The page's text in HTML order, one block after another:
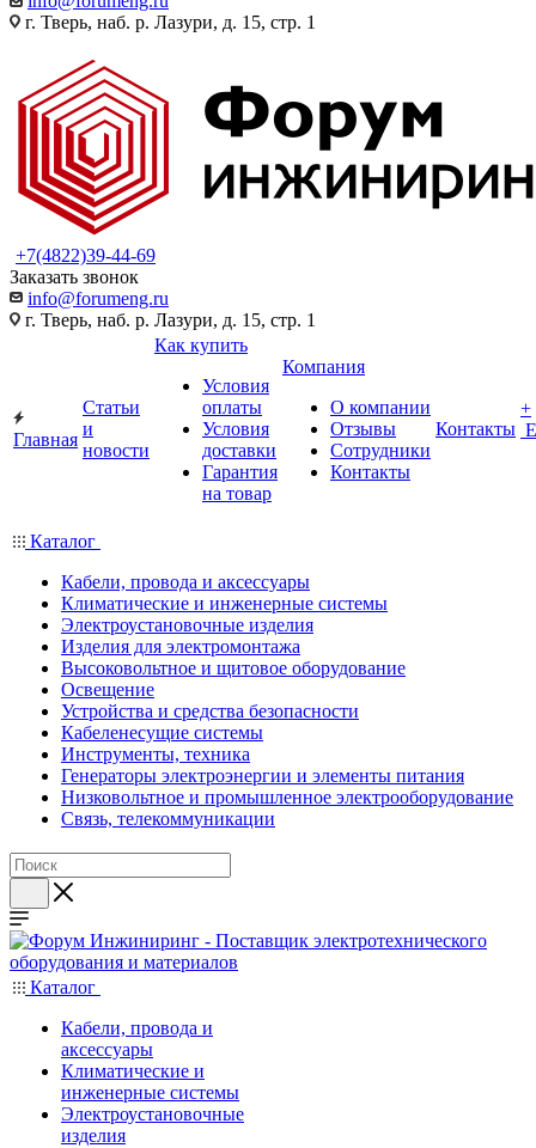
г. Тверь, наб. р. Лазури, д. 15, стр. 1
+7(4822)39-44-69
Заказать звонок
info@forumeng.ru
г. Тверь, наб. р. Лазури, д. 15, стр. 1
Главная
Статьи
и
новости
Как купить
Условия
оплаты
Условия
доставки
Гарантия
на товар
Компания
О компании
Отзывы
Сотрудники
Контакты
Контакты
+
Каталог
Кабели, провода и аксессуары
Климатические и инженерные системы
Электроустановочные изделия
Изделия для электромонтажа
Высоковольтное и щитовое оборудование
Освещение
Устройства и средства безопасности
Кабеленесущие системы
Инструменты, техника
Генераторы электроэнергии и элементы питания
Низковольтное и промышленное электрооборудование
Связь, телекоммуникации
Каталог
Кабели, провода и
аксессуары
Климатические и
инженерные системы
Электроустановочные
изделия